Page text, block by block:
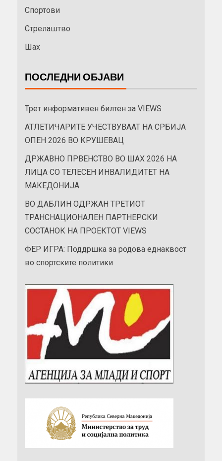
Спортови
Стрелаштво
Шах
ПОСЛЕДНИ ОБЈАВИ
Трет информативен билтен за VIEWS
АТЛЕТИЧАРИТЕ УЧЕСТВУВААТ НА СРБИЈА
ОПЕН 2026 ВО КРУШЕВАЦ
ДРЖАВНО ПРВЕНСТВО ВО ШАХ 2026 НА
ЛИЦА СО ТЕЛЕСЕН ИНВАЛИДИТЕТ НА
МАКЕДОНИЈА
ВО ДАБЛИН ОДРЖАН ТРЕТИОТ
ТРАНСНАЦИОНАЛЕН ПАРТНЕРСКИ
СОСТАНОК НА ПРОЕКТОТ VIEWS
ФЕР ИГРА: Поддршка за родова еднаквост
во спортските политики